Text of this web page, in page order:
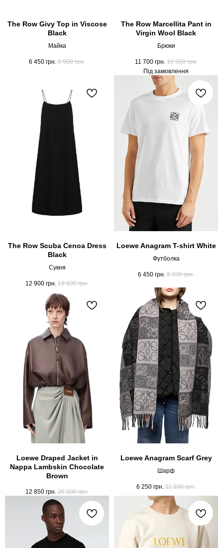
The Row Givy Top in Viscose
Black
Майка
6 450 грн. 8 900 грн.
The Row Marcellita Pant in
Virgin Wool Black
Брюки
11 700 грн. 18 500 грн.
The Row Scuba Cenoa Dress
Black
Сукня
12 900 грн. 19 600 грн.
Loewe Anagram T-shirt White
Футболка
6 450 грн. 9 330 грн.
Loewe Draped Jacket in
Nappa Lambskin Chocolate
Brown
12 850 грн. 26 500 грн.
Loewe Anagram Scarf Grey
Шарф
6 250 грн. 11 330 грн.